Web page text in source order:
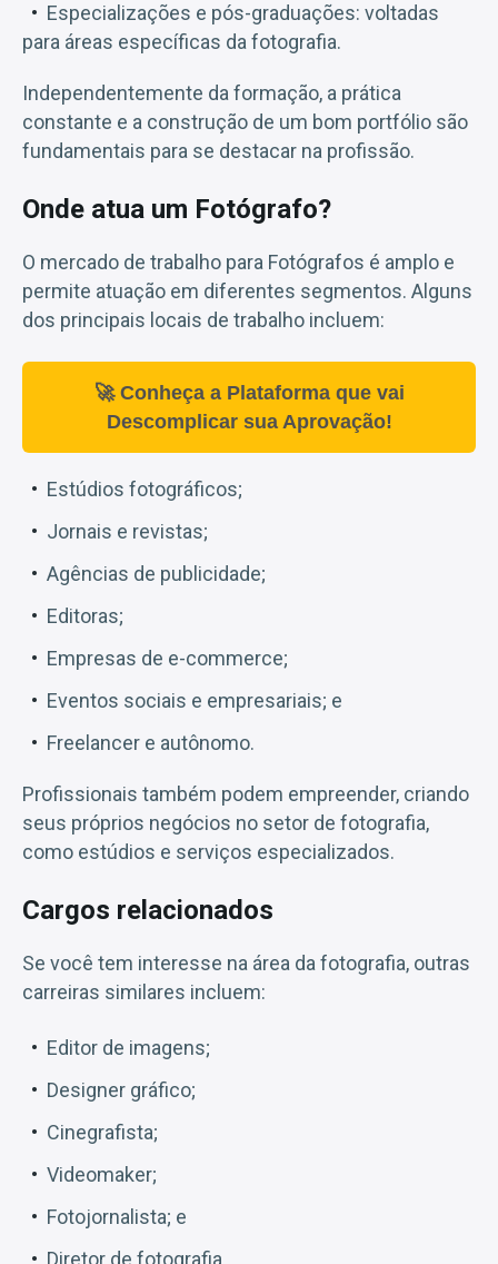
Especializações e pós-graduações: voltadas
para áreas específicas da fotografia.
Independentemente da formação, a prática
constante e a construção de um bom portfólio são
fundamentais para se destacar na profissão.
Onde atua um Fotógrafo?
O mercado de trabalho para Fotógrafos é amplo e
permite atuação em diferentes segmentos. Alguns
dos principais locais de trabalho incluem:
🚀 Conheça a Plataforma que vai
Descomplicar sua Aprovação!
Estúdios fotográficos;
Jornais e revistas;
Agências de publicidade;
Editoras;
Empresas de e-commerce;
Eventos sociais e empresariais; e
Freelancer e autônomo.
Profissionais também podem empreender, criando
seus próprios negócios no setor de fotografia,
como estúdios e serviços especializados.
Cargos relacionados
Se você tem interesse na área da fotografia, outras
carreiras similares incluem:
Editor de imagens;
Designer gráfico;
Cinegrafista;
Videomaker;
Fotojornalista; e